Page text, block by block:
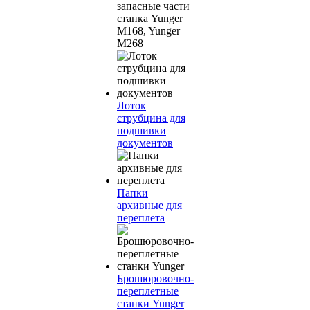
запасные части
станка Yunger
M168, Yunger
M268
Лоток
струбцина для
подшивки
документов
Папки
архивные для
переплета
Брошюровочно-
переплетные
станки Yunger